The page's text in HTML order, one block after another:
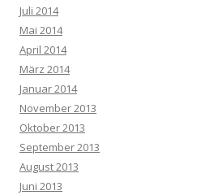
Juli 2014
Mai 2014
April 2014
März 2014
Januar 2014
November 2013
Oktober 2013
September 2013
August 2013
Juni 2013